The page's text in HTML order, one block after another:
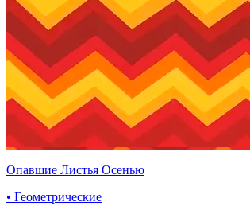
Опавшие Листья Осенью
• Геометрические